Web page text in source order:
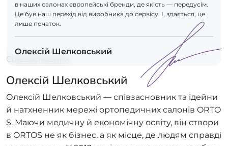
в наших салонах європейські бренди, де якість — передусім.
Це був наш перехід від виробника до сервісу. І, здається, це
лише початок.
Олексій Шелковський
Співзасновник
Олексій Шелковський
Олексій Шелковський — співзасновник та ідейни
й натхненник мережі ортопедичних салонів ORTO
S. Маючи медичну й економічну освіту, він створи
в ORTOS не як бізнес, а як місце, де людям справді